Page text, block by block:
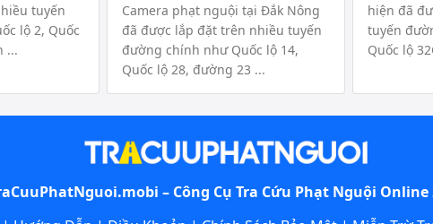
tuyến
lộ 2, Quốc
...
Camera phạt nguội tại Đắk Nông
đã được lắp đặt trên nhiều tuyến
đường chính như Quốc lộ 14,
Quốc lộ 28, đường 23 ...
hiện đã
tuyến
Quốc lộ
– Công Cụ Tra Cứu Phạt Nguội Online